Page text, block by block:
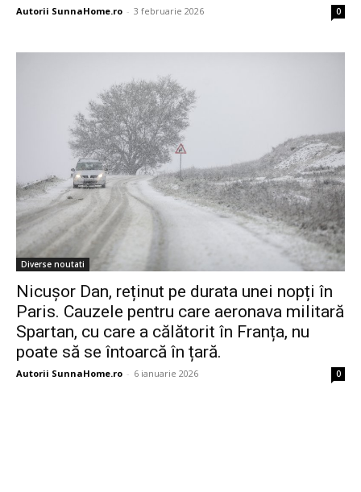
Autorii SunnaHome.ro - 3 februarie 2026 0
Diverse noutati
Nicușor Dan, reținut pe durata unei nopți în
Paris. Cauzele pentru care aeronava militară
Spartan, cu care a călătorit în Franța, nu
poate să se întoarcă în țară.
Autorii SunnaHome.ro - 6 ianuarie 2026 0